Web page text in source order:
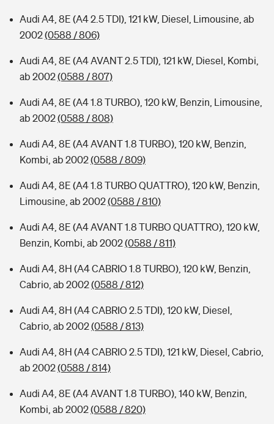
Audi A4, 8E (A4 2.5 TDI), 121 kW, Diesel, Limousine, ab
2002(0588 / 806)
Audi A4, 8E (A4 AVANT 2.5 TDI), 121 kW, Diesel, Kombi,
ab 2002(0588 / 807)
Audi A4, 8E (A4 1.8 TURBO), 120 kW, Benzin, Limousine,
ab 2002(0588 / 808)
Audi A4, 8E (A4 AVANT 1.8 TURBO), 120 kW, Benzin,
Kombi, ab 2002(0588 / 809)
Audi A4, 8E (A4 1.8 TURBO QUATTRO), 120 kW, Benzin,
Limousine, ab 2002(0588 / 810)
Audi A4, 8E (A4 AVANT 1.8 TURBO QUATTRO), 120 kW,
Benzin, Kombi, ab 2002(0588 / 811)
Audi A4, 8H (A4 CABRIO 1.8 TURBO), 120 kW, Benzin,
Cabrio, ab 2002(0588 / 812)
Audi A4, 8H (A4 CABRIO 2.5 TDI), 120 kW, Diesel,
Cabrio, ab 2002(0588 / 813)
Audi A4, 8H (A4 CABRIO 2.5 TDI), 121 kW, Diesel, Cabrio,
ab 2002(0588 / 814)
Audi A4, 8E (A4 AVANT 1.8 TURBO), 140 kW, Benzin,
Kombi, ab 2002(0588 / 820)